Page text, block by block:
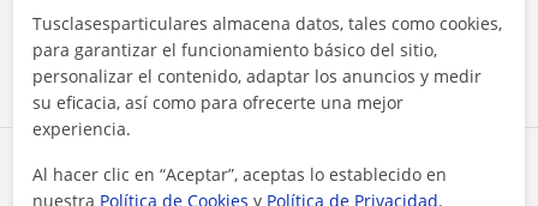
Comparte a este profesor
Contactar ahora
Tusclasesparticulares almacena datos, tales como cookies,
para garantizar el funcionamiento básico del sitio,
personalizar el contenido, adaptar los anuncios y medir
su eficacia, así como para ofrecerte una mejor
experiencia.
Al hacer clic en “Aceptar”, aceptas lo establecido en
nuestra Política de Cookies y Política de Privacidad.